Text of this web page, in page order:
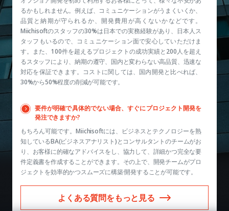
るかもしれません。例えば、コミュニケーションがうまくいくか、
品質と納期が守られるか、開発費用が高くないかなどです。
Miichisoftのスタッフの30%は日本での実務経験があり、日本人ス
タッフもいるので、コミュニケーション面で安心していただけま
す。また、100件を超えるプロジェクトの成功実績と200人を超え
るスタッフにより、納期の遵守、国内と変わらない高品質、迅速な
対応を保証できます。コストに関しては、国内開発と比べれば、
30%から50%程度の削減が可能です。
要件が明確で具体的でない場合、すぐにプロジェクト開発を
発注できますか?
もちろん可能です。Miichisoftには、ビジネスとテクノロジーを熟
知しているBA(ビジネスアナリスト)とコンサルタントのチームがお
り、お客様に的確なアドバイスをし、協力して、詳細かつ完全な要
件定義書を作成することができます。その上で、開発チームがプロ
ジェクトを効率的かつスムーズに構築·開発することが可能です。
よくある質問をもっと見る